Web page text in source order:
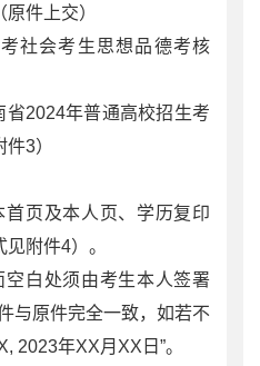
件上交）
社会考生思想品德考核
省2024年普通高校招生考
3）
页及本人页、学历复印
附件4）。
空白处须由考生本人签署
与原件完全一致，如若不
2023年XX月XX日”。